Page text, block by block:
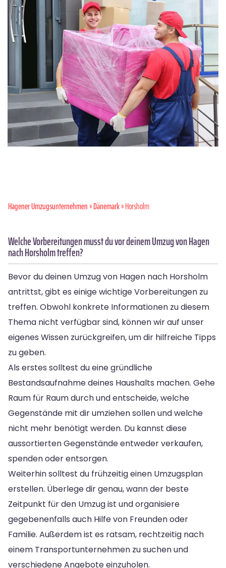
Hagener Umzugsunternehmen»Dänemark» Horsholm
Welche Vorbereitungen musst du vor deinem Umzug von Hagen
nach Horsholm treffen?
Bevor du deinen Umzug von Hagen nach Horsholm
antrittst, gibt es einige wichtige Vorbereitungen zu
treffen. Obwohl konkrete Informationen zu diesem
Thema nicht verfügbar sind, können wir auf unser
eigenes Wissen zurückgreifen, um dir hilfreiche Tipps
zu geben.
Als erstes solltest du eine gründliche
Bestandsaufnahme deines Haushalts machen. Gehe
Raum für Raum durch und entscheide, welche
Gegenstände mit dir umziehen sollen und welche
nicht mehr benötigt werden. Du kannst diese
aussortierten Gegenstände entweder verkaufen,
spenden oder entsorgen.
Weiterhin solltest du frühzeitig einen Umzugsplan
erstellen. Überlege dir genau, wann der beste
Zeitpunkt für den Umzug ist und organisiere
gegebenenfalls auch Hilfe von Freunden oder
Familie. Außerdem ist es ratsam, rechtzeitig nach
einem Transportunternehmen zu suchen und
verschiedene Angebote einzuholen.